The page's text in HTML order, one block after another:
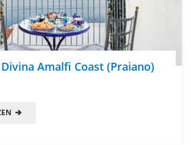
Amalfi Coast (Praiano)